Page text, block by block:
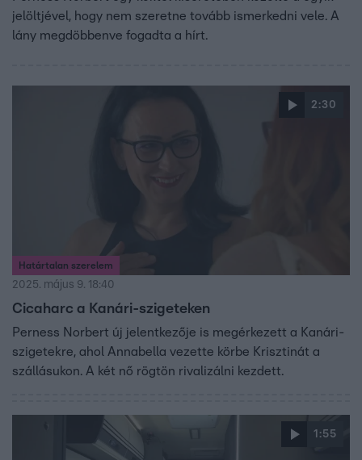
jelöltjével, hogy nem szeretne tovább ismerkedni vele. A
lány megdöbbenve fogadta a hírt.
2:30
Határtalan szerelem
2025. május 9. 18:40
Cicaharc a Kanári-szigeteken
Perness Norbert új jelentkezője is megérkezett a Kanári-
szigetekre, ahol Annabella vezette körbe Krisztinát a
szállásukon. A két nő rögtön rivalizálni kezdett.
1:55